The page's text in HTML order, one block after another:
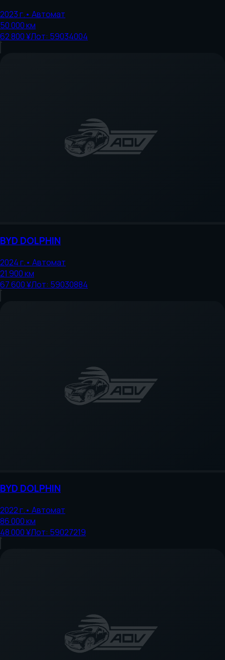
2023г.• Автомат
50 000км
62 800 ¥Лот: 59034004
BYD DOLPHIN
2024г.• Автомат
21 900км
67 600 ¥Лот: 59030884
BYD DOLPHIN
2022г.• Автомат
86 000км
48 000 ¥Лот: 59027219